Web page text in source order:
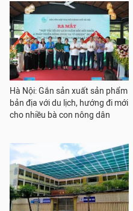
Hà Nội: Gắn sản xuất sản phẩm
bản địa với du lịch, hướng đi mới
cho nhiều bà con nông dân